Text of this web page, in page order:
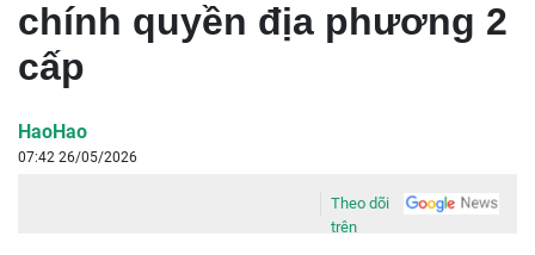
chính quyền địa phương 2
cấp
HaoHao
07:42 26/05/2026
Theo dõi
trên